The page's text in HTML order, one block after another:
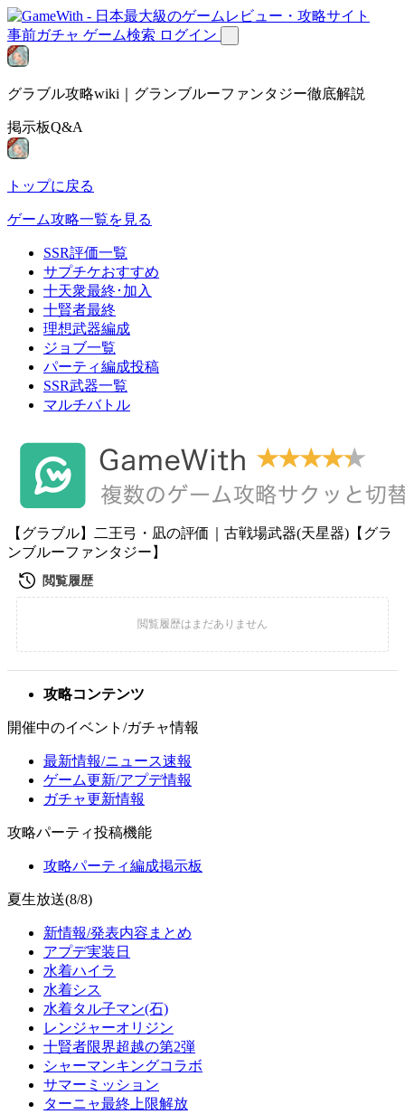
事前ガチャ ゲーム検索 ログイン
グラブル攻略wiki｜グランブルーファンタジー徹底解説
掲示板Q&A
トップに戻る
ゲーム攻略一覧を見る
SSR評価一覧
サプチケおすすめ
十天衆最終･加入
十賢者最終
理想武器編成
ジョブ一覧
パーティ編成投稿
SSR武器一覧
マルチバトル
【グラブル】二王弓・凪の評価｜古戦場武器(天星器)【グラ
ンブルーファンタジー】
攻略コンテンツ
開催中のイベント/ガチャ情報
最新情報/ニュース速報
ゲーム更新/アプデ情報
ガチャ更新情報
攻略パーティ投稿機能
攻略パーティ編成掲示板
夏生放送(8/8)
新情報/発表内容まとめ
アプデ実装日
水着ハイラ
水着シス
水着タル子マン(石)
レンジャーオリジン
十賢者限界超越の第2弾
シャーマンキングコラボ
サマーミッション
ターニャ最終上限解放